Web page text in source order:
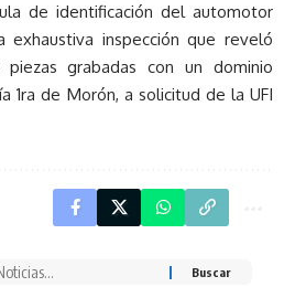
de identificación del automotor
exhaustiva inspección que reveló
grabadas con un dominio
1ra de Morón, a solicitud de la UFI